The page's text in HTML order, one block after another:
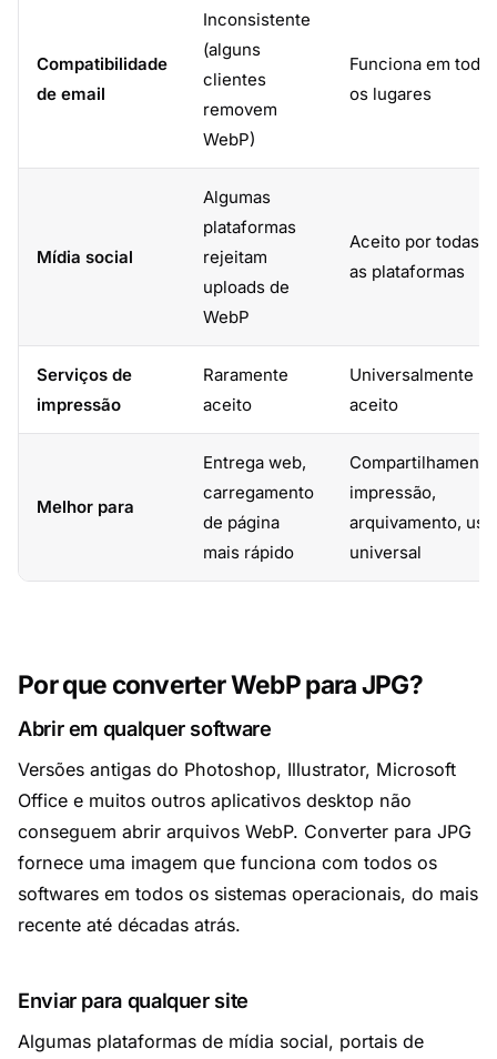
Compatibilidade
de email
Inconsistente
(alguns
clientes
removem
WebP)
Funciona em
os lugares
Mídia social
Algumas
plataformas
rejeitam
uploads de
WebP
Aceito por todas
as plataformas
Serviços de
impressão
Raramente
aceito
Universalmente
aceito
Melhor para
Entrega web,
carregamento
de página
mais rápido
impressão,
arquivamento, uso
universal
Por que converter WebP para JPG?
Abrir em qualquer software
Versões antigas do Photoshop, Illustrator, Microsoft
Office e muitos outros aplicativos desktop não
conseguem abrir arquivos WebP. Converter para JPG
fornece uma imagem que funciona com todos os
softwares em todos os sistemas operacionais, do mais
recente até décadas atrás.
Enviar para qualquer site
Algumas plataformas de mídia social, portais de